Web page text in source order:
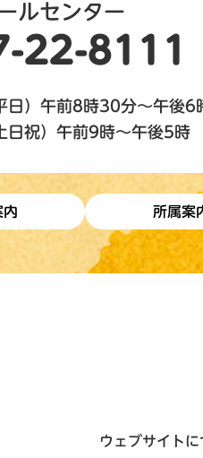
ルセンター
22-8111
日）午前8時30分～午後6
日祝）午前9時～午後5時
内 所属案
ウェブサイトに